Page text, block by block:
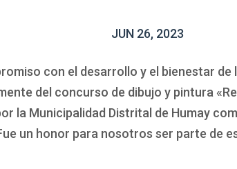
JUN 26, 2023
con el desarrollo y el bienestar de
del concurso de dibujo y pintura
la Municipalidad Distrital de Humay
un honor para nosotros ser parte de